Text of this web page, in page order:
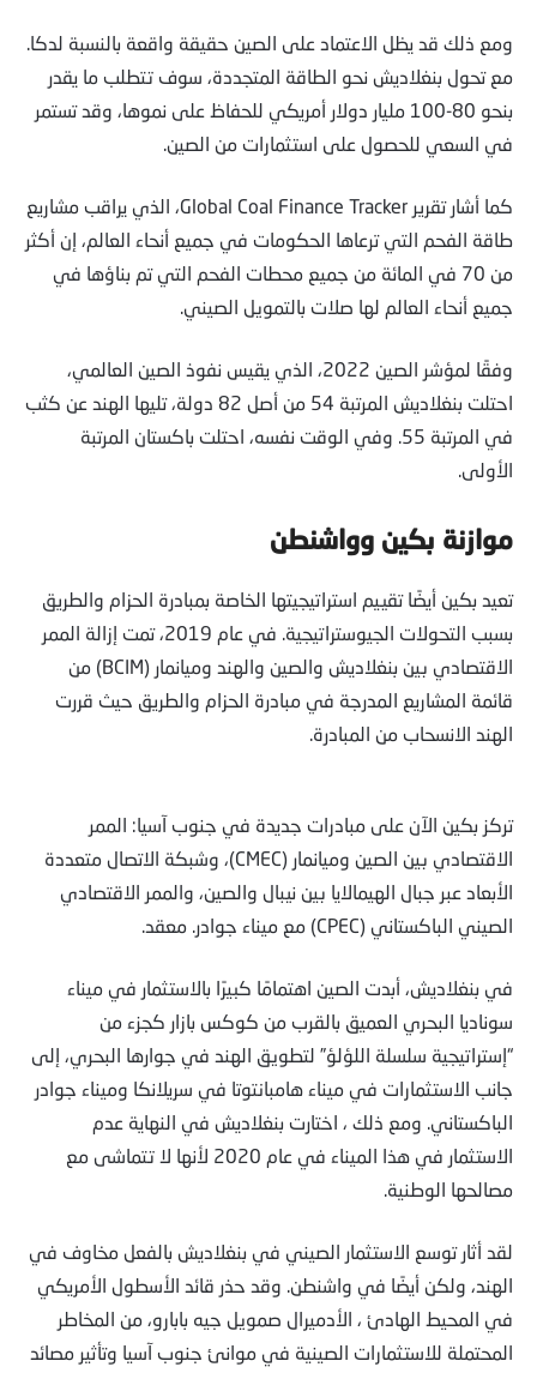
ومع ذلك قد يظل الاعتماد على الصين حقيقة واقعة بالنسبة لدكا.
مع تحول بنغلاديش نحو الطاقة المتجددة، سوف تتطلب ما يقدر
بنحو 80-100 مليار دولار أمريكي للحفاظ على نموها، وقد تستمر
في السعي للحصول على استثمارات من الصين.
كما أشار تقرير Global Coal Finance Tracker، الذي يراقب مشاريع
طاقة الفحم التي ترعاها الحكومات في جميع أنحاء العالم، إن أكثر
من 70 في المائة من جميع محطات الفحم التي تم بناؤها في
جميع أنحاء العالم لها صلات بالتمويل الصيني.
وفقًا لمؤشر الصين 2022، الذي يقيس نفوذ الصين العالمي،
احتلت بنغلاديش المرتبة 54 من أصل 82 دولة، تليها الهند عن كثب
في المرتبة 55. وفي الوقت نفسه، احتلت باكستان المرتبة
الأولى.
موازنة بكين وواشنطن
تعيد بكين أيضًا تقييم استراتيجيتها الخاصة بمبادرة الحزام والطريق
بسبب التحولات الجيوستراتيجية. في عام 2019، تمت إزالة الممر
الاقتصادي بين بنغلاديش والصين والهند وميانمار (BCIM) من
قائمة المشاريع المدرجة في مبادرة الحزام والطريق حيث قررت
الهند الانسحاب من المبادرة.
تركز بكين الآن على مبادرات جديدة في جنوب آسيا: الممر
الاقتصادي بين الصين وميانمار (CMEC)، وشبكة الاتصال متعددة
الأبعاد عبر جبال الهيمالايا بين نيبال والصين، والممر الاقتصادي
الصيني الباكستاني (CPEC) مع ميناء جوادر. معقد.
في بنغلاديش، أبدت الصين اهتمامًا كبيرًا بالاستثمار في ميناء
سوناديا البحري العميق بالقرب من كوكس بازار كجزء من
“إستراتيجية سلسلة اللؤلؤ” لتطويق الهند في جوارها البحري، إلى
جانب الاستثمارات في ميناء هامبانتوتا في سريلانكا وميناء جوادر
الباكستاني. ومع ذلك ، اختارت بنغلاديش في النهاية عدم
الاستثمار في هذا الميناء في عام 2020 لأنها لا تتماشى مع
مصالحها الوطنية.
لقد أثار توسع الاستثمار الصيني في بنغلاديش بالفعل مخاوف في
الهند، ولكن أيضًا في واشنطن. وقد حذر قائد الأسطول الأمريكي
في المحيط الهادئ ، الأدميرال صمويل جيه بابارو، من المخاطر
المحتملة للاستثمارات الصينية في موانئ جنوب آسيا وتأثير مصائد